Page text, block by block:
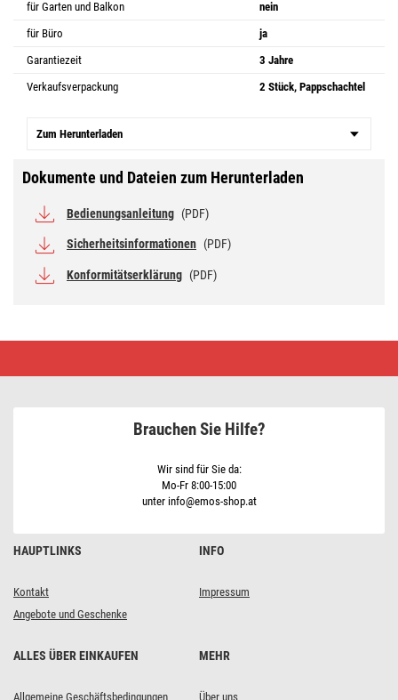
für Garten und Balkon
nein
für Büro
ja
Garantiezeit
3 Jahre
Verkaufsverpackung
2 Stück, Pappschachtel
Zum Herunterladen
Dokumente und Dateien zum Herunterladen
Bedienungsanleitung (PDF)
Sicherheitsinformationen (PDF)
Konformitätserklärung (PDF)
NEXXO,
HAUPTLINKS
Kontakt
Angebote und Geschenke
INFO
Impressum
ALLES ÜBER EINKAUFEN
Allgemeine Geschäftsbedingungen
MEHR
Über uns
Brauchen Sie Hilfe?
Wir sind für Sie da:
Mo-Fr 8:00-15:00
unter info@emos-shop.at